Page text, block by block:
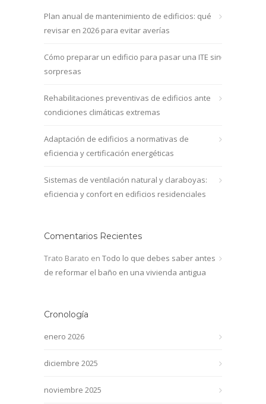
Plan anual de mantenimiento de edificios: qué
revisar en 2026 para evitar averías
Cómo preparar un edificio para pasar una ITE sin
sorpresas
Rehabilitaciones preventivas de edificios ante
condiciones climáticas extremas
Adaptación de edificios a normativas de
eficiencia y certificación energéticas
Sistemas de ventilación natural y claraboyas:
eficiencia y confort en edificios residenciales
Comentarios Recientes
Trato Barato en Todo lo que debes saber antes
de reformar el baño en una vivienda antigua
Cronología
enero 2026
diciembre 2025
noviembre 2025